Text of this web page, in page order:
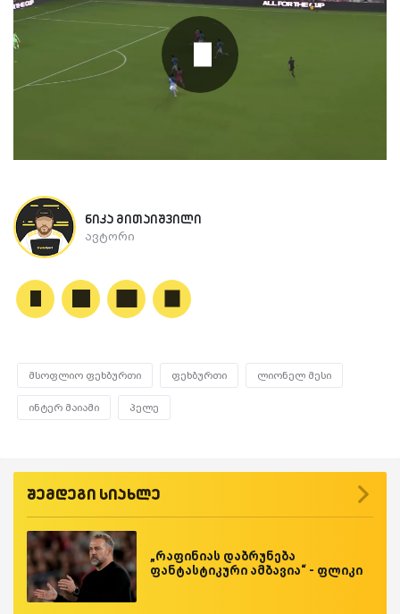
ნიკა მითაიშვილი
ავტორი
მსოფლიო ფეხბურთი ფეხბურთი ლიონელ მესი
ინტერ მაიამი პელე
შემდეგი სიახლე
„რაფინიას დაბრუნება
ფანტასტიკური ამბავია“ - ფლიკი